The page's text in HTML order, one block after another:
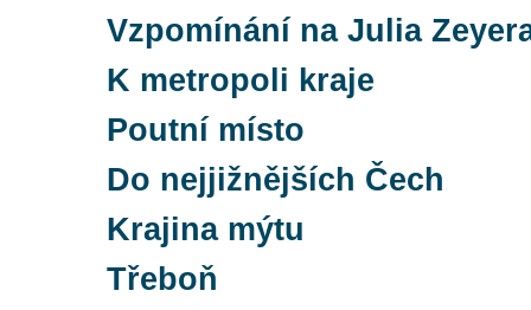
Vzpomínání na Julia
K metropoli kraje
Poutní místo
Do nejjižnějších Čech
Krajina mýtu
Třeboň